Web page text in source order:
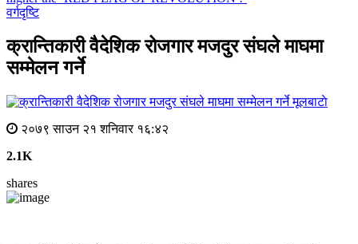
वर्गदृष्टि
क्रान्तिकारी वैदेशिक रोजगार मजदुर संघले माघमा
सम्मेलन गर्ने
मूलबाटाे
२०७९ साउन २१ शनिवार १६:४२
2.1K
shares